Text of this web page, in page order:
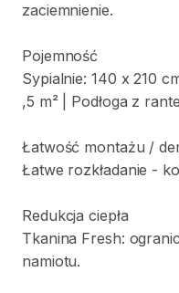
zaciemnienie.
Pojemność
Sypialnie: 140 x 210
,​5 m² Podłoga z
Łatwość montażu ​/​
Łatwe rozkładanie -
Redukcja ciepła
Tkanina Fresh:
namiotu.